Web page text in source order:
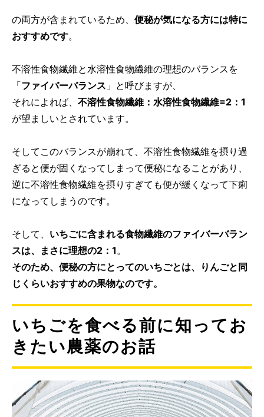
の両方が含まれているため、 便秘が気になる方には特に
おすすめです。
不溶性食物繊維と水溶性食物繊維の理想のバランスを
「ファイバーバランス 」と呼びますが、
それによれば、 不溶性食物繊維：水溶性食物繊維=2：1
が望ましいとされています。
そしてこのバランスが崩れて、不溶性食物繊維を摂り過
ぎると便が固くなってしまって便秘になることがあり、
逆に不溶性食物繊維を摂りすぎても便が緩くなって下痢
になってしまうのです。
そして、 いちごに含まれる食物繊維のファイバーバラン
スは、まさに理想の2：1。
そのため、便秘の方にとってのいちごとは、りんごと同
じくらいおすすめの果物なのです。
いちごを食べる前に知ってお
きたい農薬のお話